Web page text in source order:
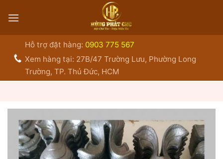
qua
Hỗ trợ đặt hàng: 0903 775 567
Xem hàng tại: 27B/47 Trường Lưu, Phường Long
Trường, TP. Thủ Đức, HCM